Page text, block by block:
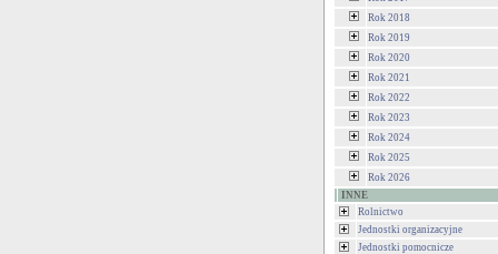
Rok 2018
Rok 2019
Rok 2020
Rok 2021
Rok 2022
Rok 2023
Rok 2024
Rok 2025
Rok 2026
INNE
Rolnictwo
Jednostki organizacyjne
Jednostki pomocnicze